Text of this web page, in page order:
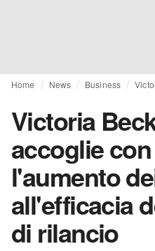
Home News Business
Victoria
accoglie
l'aumento
all'efficacia
di rilancio